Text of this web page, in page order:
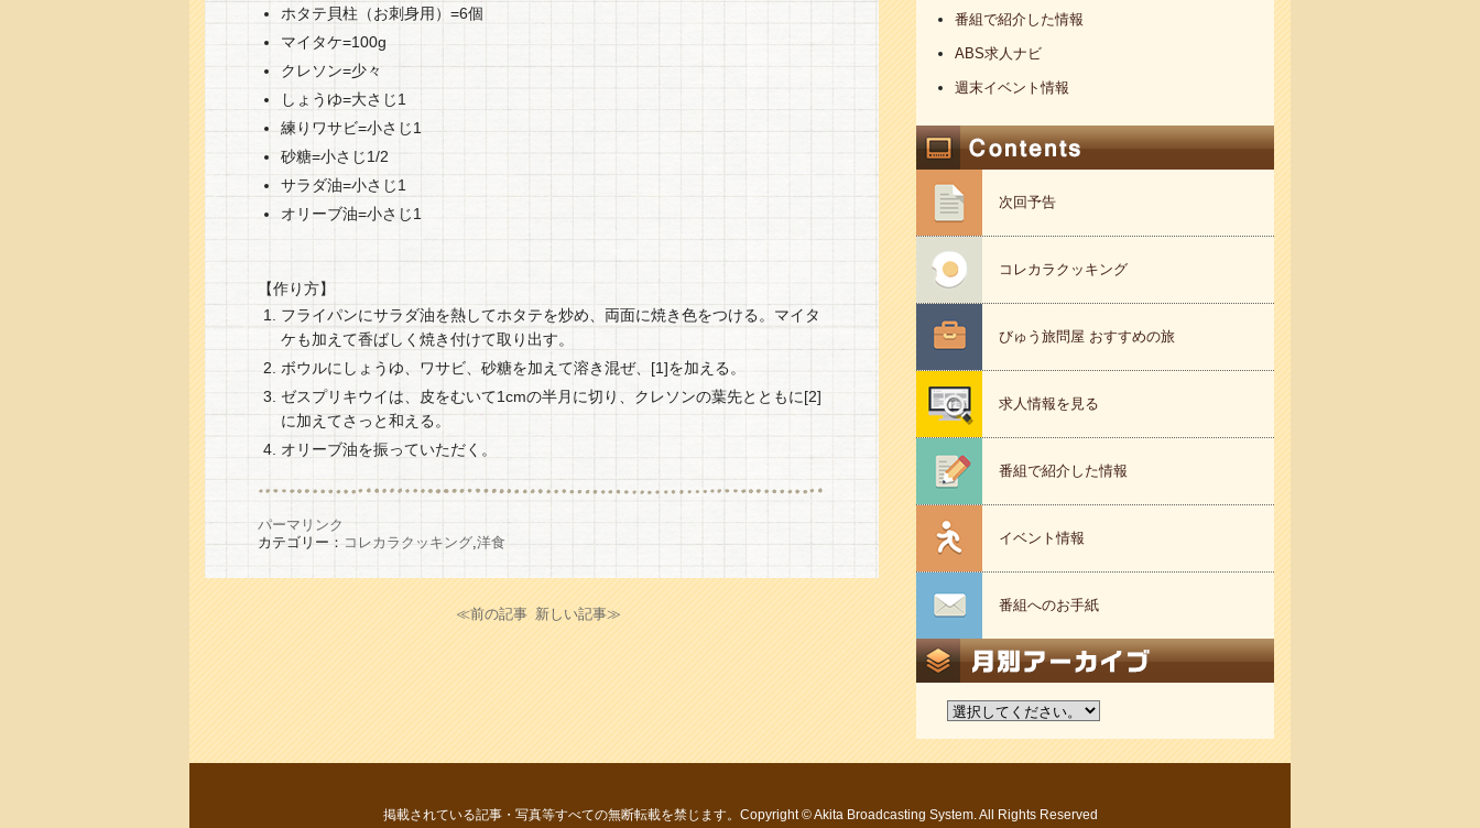
ホタテ貝柱（お刺身用）=6個
マイタケ=100g
クレソン=少々
しょうゆ=大さじ1
練りワサビ=小さじ1
砂糖=小さじ1/2
サラダ油=小さじ1
オリーブ油=小さじ1
【作り方】
フライパンにサラダ油を熱してホタテを炒め、両面に焼き色をつける。マイタ
ケも加えて香ばしく焼き付けて取り出す。
ボウルにしょうゆ、ワサビ、砂糖を加えて溶き混ぜ、[1]を加える。
ゼスプリキウイは、皮をむいて1cmの半月に切り、クレソンの葉先とともに[2]
に加えてさっと和える。
オリーブ油を振っていただく。
パーマリンク
カテゴリー： コレカラクッキング 洋食
≪前の記事 新しい記事≫
番組で紹介した情報
ABS求人ナビ
週末イベント情報
次回予告
コレカラクッキング
びゅう旅問屋 おすすめの旅
求人情報を見る
番組で紹介した情報
イベント情報
番組へのお手紙
掲載されている記事・写真等すべての無断転載を禁じます。Copyright © Akita Broadcasting System. All Rights Reserved